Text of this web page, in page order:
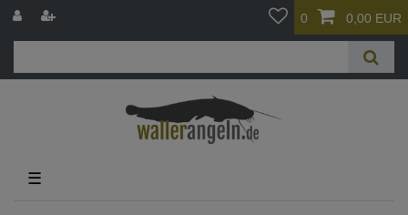
0 0,00 EUR
☰